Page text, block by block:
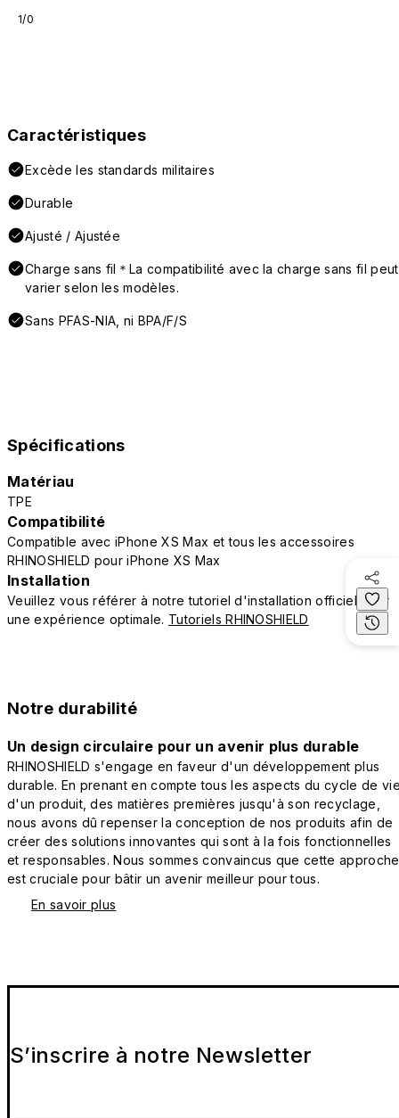
1/0
Caractéristiques
Excède les standards militaires
Durable
Ajusté / Ajustée
Charge sans fil＊La compatibilité avec la charge sans fil peut
varier selon les modèles.
Sans PFAS-NIA, ni BPA/F/S
Spécifications
Matériau
TPE
Compatibilité
Compatible avec iPhone XS Max et tous les accessoires
RHINOSHIELD pour iPhone XS Max
Installation
Veuillez vous référer à notre tutoriel d'installation officiel pour
une expérience optimale. Tutoriels RHINOSHIELD
Notre durabilité
Un design circulaire pour un avenir plus durable
RHINOSHIELD s'engage en faveur d'un développement plus
durable. En prenant en compte tous les aspects du cycle de
d'un produit, des matières premières jusqu'à son recyclage,
nous avons dû repenser la conception de nos produits afin de
créer des solutions innovantes qui sont à la fois fonctionnelles
et responsables. Nous sommes convaincus que cette approche
est cruciale pour bâtir un avenir meilleur pour tous.
En savoir plus
S’inscrire à notre Newsletter